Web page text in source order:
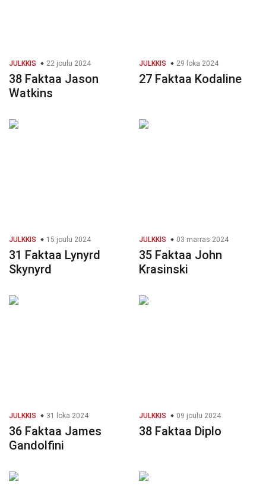
JULKKIS 22 joulu 2024
38 Faktaa Jason
Watkins
JULKKIS 29 loka 2024
27 Faktaa Kodaline
JULKKIS 15 joulu 2024
31 Faktaa Lynyrd
Skynyrd
JULKKIS 03 marras 2024
35 Faktaa John
Krasinski
JULKKIS 31 loka 2024
36 Faktaa James
Gandolfini
JULKKIS 09 joulu 2024
38 Faktaa Diplo